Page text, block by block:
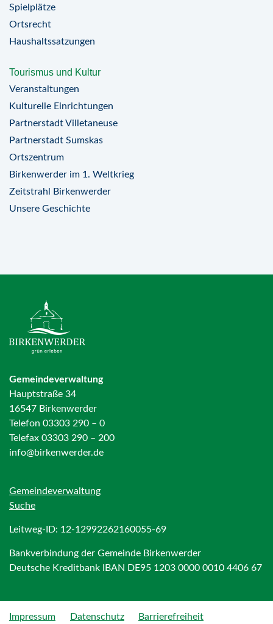
Spielplätze
Ortsrecht
Haushaltssatzungen
Tourismus und Kultur
Veranstaltungen
Kulturelle Einrichtungen
Partnerstadt Villetaneuse
Partnerstadt Sumskas
Ortszentrum
Birkenwerder im 1. Weltkrieg
Zeitstrahl Birkenwerder
Unsere Geschichte
Gemeindeverwaltung
Hauptstraße 34
16547 Birkenwerder
Telefon 03303 290 – 0
Telefax 03303 290 – 200
info@birkenwerder.de
Gemeindeverwaltung
Suche
Leitweg-ID: 12-12992262160055-69
Bankverbindung der Gemeinde Birkenwerder
Deutsche Kreditbank IBAN DE95 1203 0000 0010 4406 67
Impressum Datenschutz Barrierefreiheit